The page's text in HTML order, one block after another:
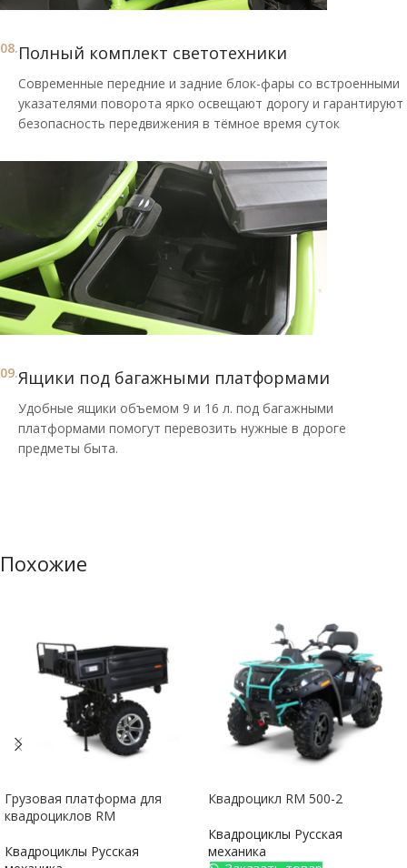
08.Полный комплект светотехники
Современные передние и задние блок-фары со встроенными
указателями поворота ярко освещают дорогу и гарантируют
безопасность передвижения в тёмное время суток
09.Ящики под багажными платформами
Удобные ящики объемом 9 и 16 л. под багажными
платформами помогут перевозить нужные в дороге
предметы быта.
Похожие
Грузовая платформа для
квадроциклов RM
Квадроциклы Русская
Квадроцикл RМ 500-2
Квадроциклы Русская
механика